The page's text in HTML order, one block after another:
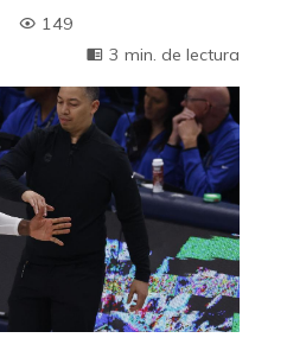
149
3 min. de lectura